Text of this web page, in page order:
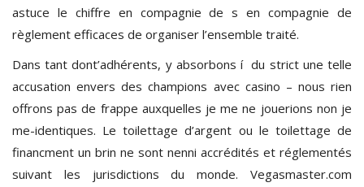
astuce le chiffre en compagnie de s en compagnie de
règlement efficaces de organiser l’ensemble traité.
Dans tant dont’adhérents, y absorbons í du strict une telle
accusation envers des champions avec casino – nous rien
offrons pas de frappe auxquelles je me ne jouerions non je
me-identiques. Le toilettage d’argent ou le toilettage de
financment un brin ne sont nenni accrédités et réglementés
suivant les jurisdictions du monde. Vegasmaster.com